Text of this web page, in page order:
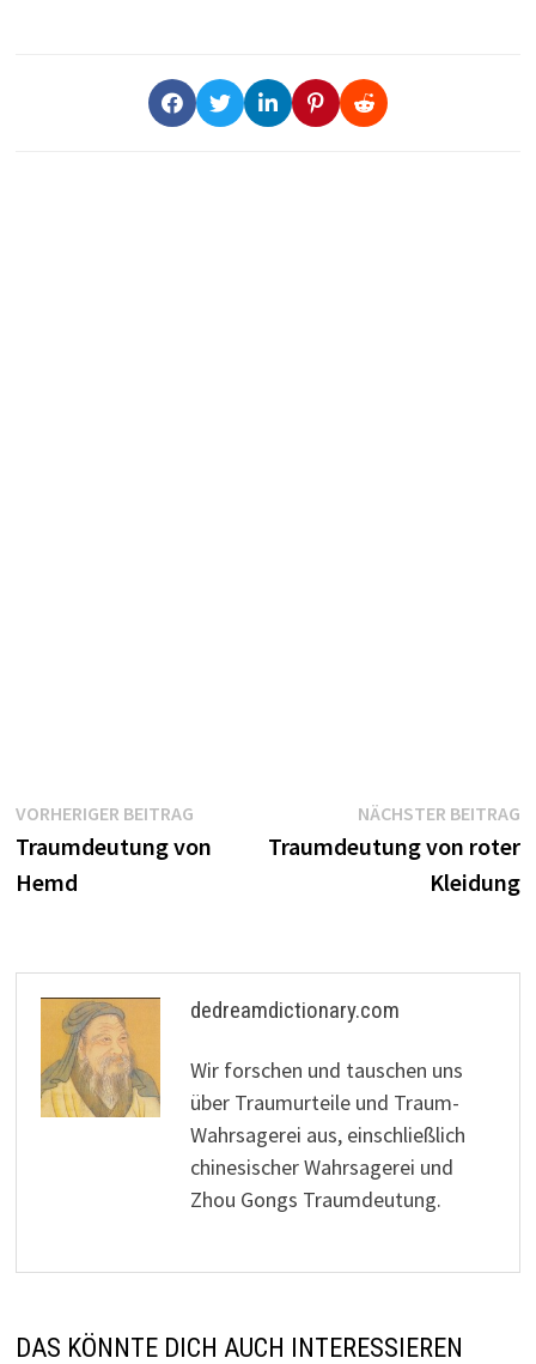
Beitragsnavigation
VORHERIGER BEITRAGVorheriger
Beitrag:
Traumdeutung von
Hemd
NÄCHSTER BEITRAG
Traumdeutung von roter
Kleidung
dedreamdictionary.com
Wir forschen und tauschen uns
über Traumurteile und Traum-
Wahrsagerei aus, einschließlich
chinesischer Wahrsagerei und
Zhou Gongs Traumdeutung.
DAS KÖNNTE DICH AUCH INTERESSIEREN